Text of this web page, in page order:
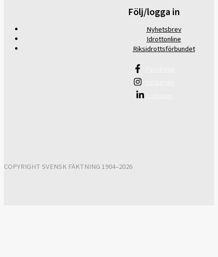
Följ/logga in
Nyhetsbrev
Idrottonline
Riksidrottsförbundet
COPYRIGHT SVENSK FÄKTNING 1904–2026